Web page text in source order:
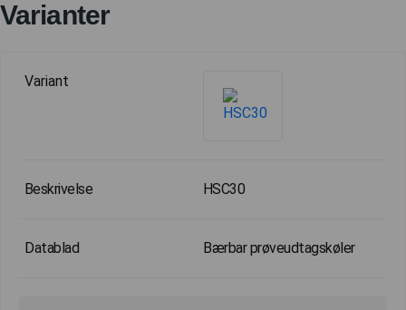
Varianter
HSC30
Bærbar prøveudtagskøler